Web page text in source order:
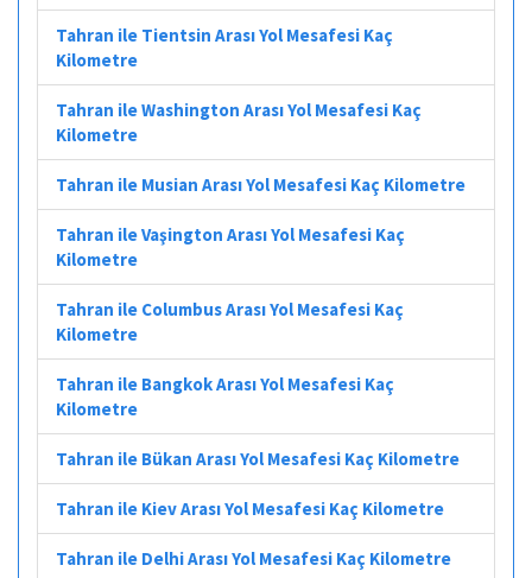
Tahran ile Tientsin Arası Yol Mesafesi Kaç
Kilometre
Tahran ile Washington Arası Yol Mesafesi Kaç
Kilometre
Tahran ile Musian Arası Yol Mesafesi Kaç Kilometre
Tahran ile Vaşington Arası Yol Mesafesi Kaç
Kilometre
Tahran ile Columbus Arası Yol Mesafesi Kaç
Kilometre
Tahran ile Bangkok Arası Yol Mesafesi Kaç
Kilometre
Tahran ile Bükan Arası Yol Mesafesi Kaç Kilometre
Tahran ile Kiev Arası Yol Mesafesi Kaç Kilometre
Tahran ile Delhi Arası Yol Mesafesi Kaç Kilometre